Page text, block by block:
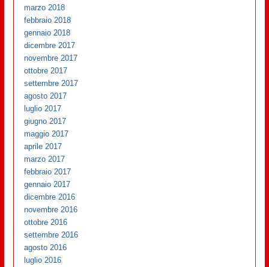
marzo 2018
febbraio 2018
gennaio 2018
dicembre 2017
novembre 2017
ottobre 2017
settembre 2017
agosto 2017
luglio 2017
giugno 2017
maggio 2017
aprile 2017
marzo 2017
febbraio 2017
gennaio 2017
dicembre 2016
novembre 2016
ottobre 2016
settembre 2016
agosto 2016
luglio 2016